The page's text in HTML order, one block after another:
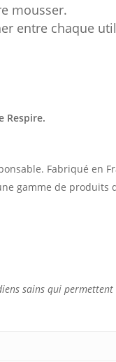
mousser.
entre chaque
Respire.
Fabriqué en
gamme de produits
sains qui